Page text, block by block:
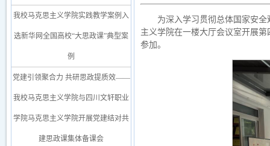
我校马克思主义学院实践教学案例入
选新华网全国高校“大思政课”典型案
例
党建引领聚合力 共研思政提质效——
我校马克思主义学院与四川文轩职业
学院马克思主义学院开展党建结对共
建思政课集体备课会
为深入学习贯彻总体国家安
主义学院在一楼大厅会议室开展
参加。